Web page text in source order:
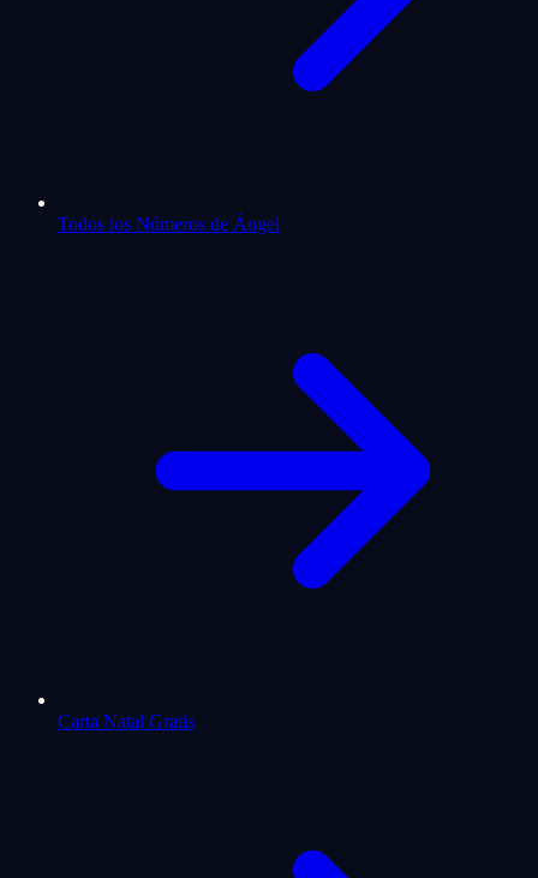
Todos los Números de Ángel
Carta Natal Gratis